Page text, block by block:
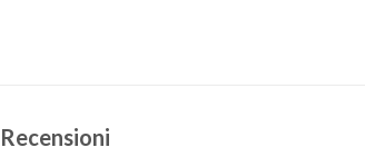
Recensioni